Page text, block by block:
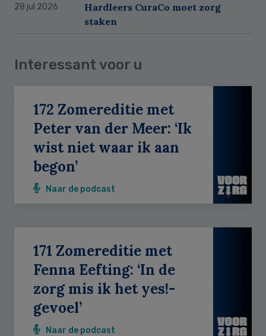
28 jul 2026
Hardleers CuraCo moet zorg
staken
Interessant voor u
172 Zomereditie met
Peter van der Meer: ‘Ik
wist niet waar ik aan
begon’
Naar de podcast
171 Zomereditie met
Fenna Eefting: ‘In de
zorg mis ik het yes!-
gevoel’
Naar de podcast